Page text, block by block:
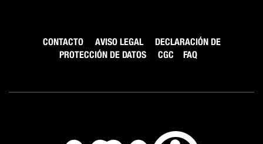
CONTACTO AVISO LEGAL
DECLARACIÓN DE
PROTECCIÓN DE DATOS
CGC FAQ